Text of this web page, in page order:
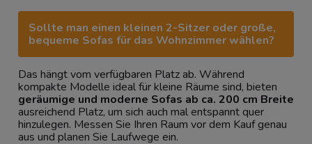
Sollte man einen kleinen 2-Sitzer oder große,
bequeme Sofas für das Wohnzimmer wählen?
Das hängt vom verfügbaren Platz ab. Während
kompakte Modelle ideal für kleine Räume sind, bieten
geräumige und moderne Sofas ab ca. 200 cm Breite
ausreichend Platz, um sich auch mal entspannt quer
hinzulegen. Messen Sie Ihren Raum vor dem Kauf genau
aus und planen Sie Laufwege ein.